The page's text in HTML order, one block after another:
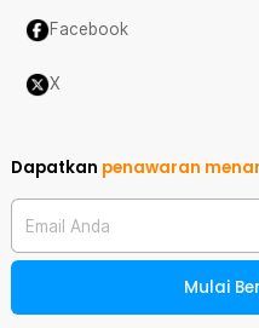
Facebook
X
Dapatkan penawaran
Email Anda
Mulai